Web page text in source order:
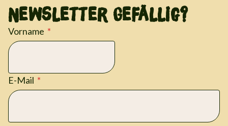
Newsletter Gefällig?
Vorname
E-Mail